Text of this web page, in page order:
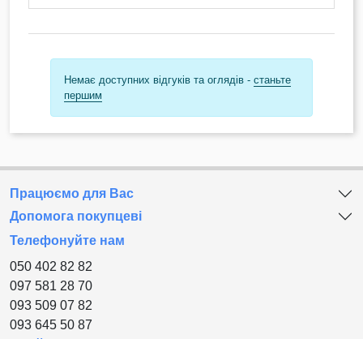
Немає доступних відгуків та оглядів - станьте
першим
Працюємо для Вас
Допомога покупцеві
Телефонуйте нам
050 402 82 82
097 581 28 70
093 509 07 82
093 645 50 87